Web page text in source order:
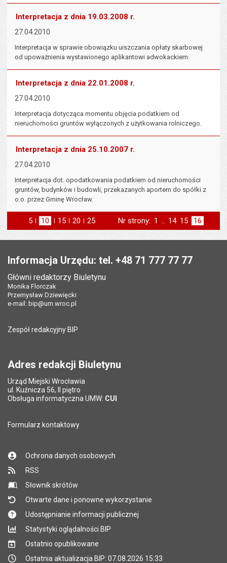
Interpretacja z dnia 19.03.2008 r.
27.04.2010
Interpretacja w sprawie obowiązku uiszczania opłaty skarbowej
od upoważnienia wystawionego aplikantowi adwokackiem.
Interpretacja z dnia 22.01.2008 r.
27.04.2010
Interpretacja dotycząca momentu objęcia podatkiem od
nieruchomości gruntów wyłączonych z użytkowania rolniczego.
Interpretacja z dnia 25.10.2007 r.
27.04.2010
Interpretacja dot. opodatkowania podatkiem od nieruchomości
gruntów, budynków i budowli, przekazanych aportem do spółki z
o.o. przez Gminę Wrocław.
5 elementów na stronie
10 elementów
na stronie
15 elementów
na stronie
20 elementów
na stronie
25 elementów
na stronie
Nr strony: Strona
1 .. Strona
14 Strona
15 Strona
16
Informacja Urzędu: tel. +48 71 777 77 77
Główni redaktorzy Biuletynu
Monika Florczak
Przemysław Dziewięcki
e-mail: bip@um.wroc.pl
Zespół redakcyjny BIP
Adres redakcji Biuletynu
Urząd Miejski Wrocławia
ul. Kuźnicza 56, II piętro
Obsługa informatyczna UMW: CUI
Formularz kontaktowy
Ochrona danych osobowych
RSS
Słownik skrótów
Otwarte dane i ponowne wykorzystanie
Udostępnianie informacji publicznej
Statystyki oglądalności BIP
Ostatnio opublikowane
Ostatnia aktualizacja BIP: 07.08.2026 15:33